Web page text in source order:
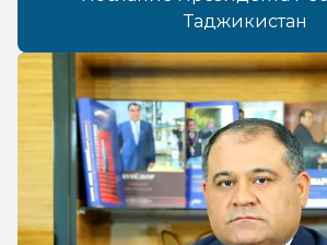
Таджикистан